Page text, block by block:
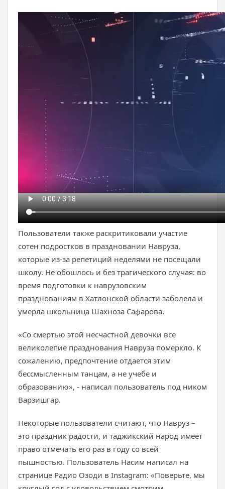
Пользователи также раскритиковали участие
сотен подростков в праздновании Навруза,
которые из-за репетиций неделями не посещали
школу. Не обошлось и без трагического случая: во
время подготовки к наврузовским
празднованиям в Хатлонской области заболела и
умерла школьница Шахноза Сафарова.
«Со смертью этой несчастной девочки все
великолепие празднования Навруза померкло. К
сожалению, предпочтение отдается этим
бессмысленным танцам, а не учебе и
образованию», - написал пользователь под ником
Варзишгар.
Некоторые пользователи считают, что Навруз –
это праздник радости, и таджикский народ имеет
право отмечать его раз в году со всей
пышностью. Пользователь Насим написал на
странице Радио Озоди в Instagram: «Поверьте, мы